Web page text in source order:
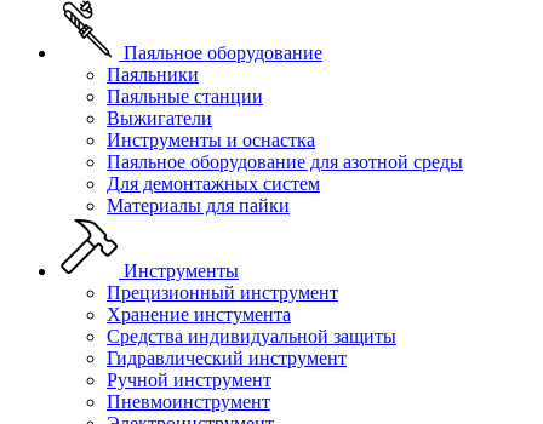
Паяльное оборудование
Паяльники
Паяльные станции
Выжигатели
Инструменты и оснастка
Паяльное оборудование для азотной среды
Для демонтажных систем
Материалы для пайки
Инструменты
Прецизионный инструмент
Хранение инстумента
Средства индивидуальной защиты
Гидравлический инструмент
Ручной инструмент
Пневмоинструмент